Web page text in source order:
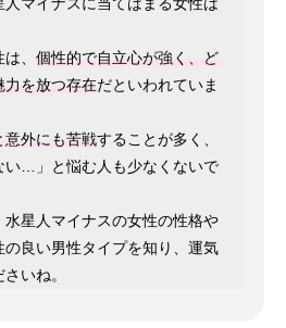
マイナスに当てはまる女性は
、 個性的で自立心が強く、ど
力を放つ存在だといわれていま
意外にも苦戦することが多く、
い…」と悩む人も少なくないで
星人マイナスの女性の性格や
良い男性タイプを知り、運気
いね。